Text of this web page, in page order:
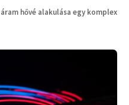
hővé alakulása egy komplex